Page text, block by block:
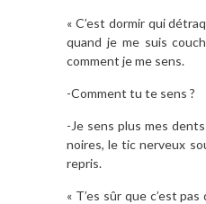
« C’est dormir qui
quand je me suis
comment je me sens.
-Comment tu te sens ?
-Je sens plus mes
noires, le tic nerveux
repris.
« T’es sûr que c’est